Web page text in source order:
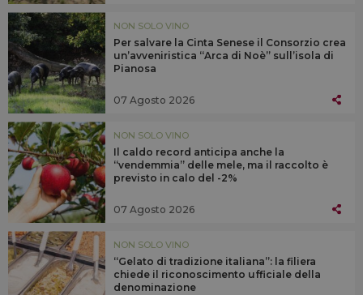
NON SOLO VINO
Per salvare la Cinta Senese il Consorzio crea
un’avveniristica “Arca di Noè” sull’isola di
Pianosa
07 Agosto 2026
NON SOLO VINO
Il caldo record anticipa anche la
“vendemmia” delle mele, ma il raccolto è
previsto in calo del -2%
07 Agosto 2026
NON SOLO VINO
“Gelato di tradizione italiana”: la filiera
chiede il riconoscimento ufficiale della
denominazione